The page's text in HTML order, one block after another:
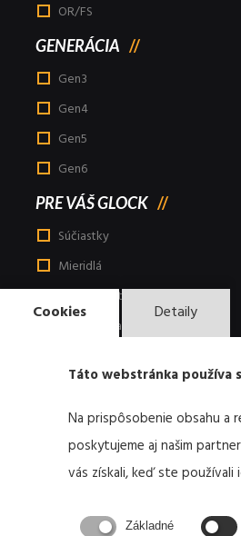
OR/FS
GENERÁCIA
Gen3
Gen4
Gen5
Gen6
PRE VÁŠ GLOCK
Súčiastky
Mieridlá
Nože, lopatky
Tašky, ruksaky
Taktické svietidlá
Print informačné materiály
Reklamné a darčekové produkty
Cookies Detaily
Táto webstránka používa
Na prispôsobenie obsahu a
poskytujeme aj našim
vás získali, keď ste používali
Základné